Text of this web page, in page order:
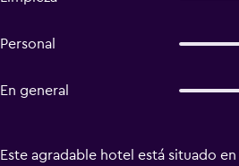
Personal
En general
Este agradable hotel está situado